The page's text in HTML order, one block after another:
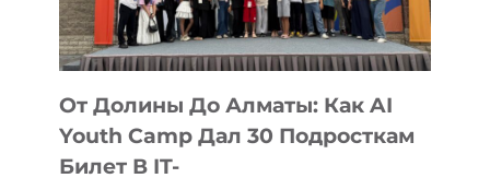
От Долины До Алматы: Как AI
Youth Camp Дал 30 Подросткам
Билет В IT-